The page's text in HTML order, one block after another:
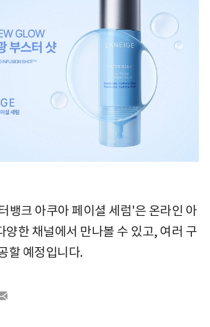
뱅크 아쿠아 페이셜 세럼'은 온라인 아
양한 채널에서 만나볼 수 있고, 여러 구
할 예정입니다.